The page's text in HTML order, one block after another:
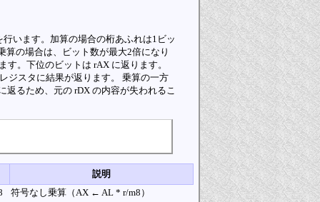
います。加算の場合の桁あふれは1ビッ
算の場合は、ビット数が最大2倍になり
す。下位のビットは rAX に返ります。
ジスタに結果が返ります。 乗算の一方
返るため、元の rDX の内容が失われるこ
説明
符号なし乗算（AX ← AL * r/m8）